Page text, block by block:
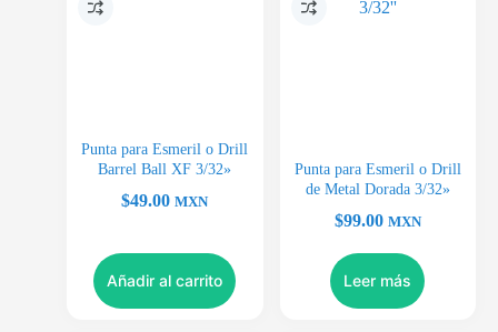
Punta para Esmeril o Drill
Barrel Ball XF 3/32»
$49.00 MXN
Añadir al carrito
Punta para Esmeril o Drill
de Metal Dorada 3/32»
$99.00 MXN
Leer más